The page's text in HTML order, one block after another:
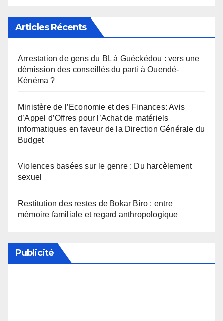
Articles Récents
Arrestation de gens du BL à Guéckédou : vers une
démission des conseillés du parti à Ouendé-
Kénéma ?
Ministère de l’Economie et des Finances: Avis
d’Appel d’Offres pour l’Achat de matériels
informatiques en faveur de la Direction Générale du
Budget
Violences basées sur le genre : Du harcèlement
sexuel
Restitution des restes de Bokar Biro : entre
mémoire familiale et regard anthropologique
Publicité